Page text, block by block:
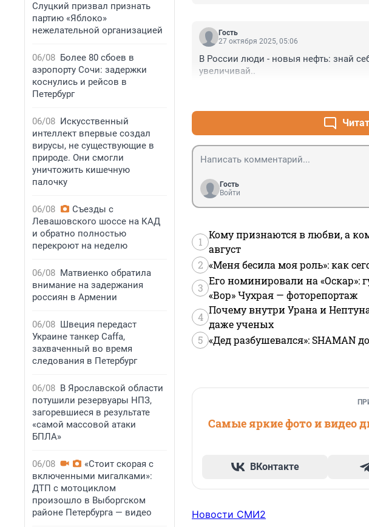
Слуцкий призвал признать
партию «Яблоко»
нежелательной организацией
06/08 Более 80 сбоев в
аэропорту Сочи: задержки
коснулись и рейсов в
Петербург
06/08 Искусственный
интеллект впервые создал
вирусы, не существующие в
природе. Они смогли
уничтожить кишечную
палочку
06/08
Съезды с
Левашовского шоссе на КАД
и обратно полностью
перекроют на неделю
06/08 Матвиенко обратила
внимание на задержания
россиян в Армении
06/08 Швеция передаст
Украине танкер Caffa,
захваченный во время
следования в Петербург
06/08 В Ярославской области
потушили резервуары НПЗ,
загоревшиеся в результате
«самой массовой атаки
БПЛА»
06/08
«Стоит скорая с
включенными мигалками»:
ДТП с мотоциклом
произошло в Выборгском
районе Петербурга — видео
Гость
27 октября 2025, 05:06
В России люди - новыя нефть: знай
увеличивай..
Гость
Войти
1
Кому признаются в любви, а
август
2 «Меня бесила моя роль»: как
3
Его номинировали на «Оскар»:
«Вор» Чухрая — фоторепортаж
4
Почему внутри Урана и
даже ученых
5 «Дед разбушевался»: SHAMAN
Самые яркие фото и видео
ВКонтакте
Новости СМИ2